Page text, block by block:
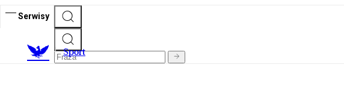
Serwisy
Sport